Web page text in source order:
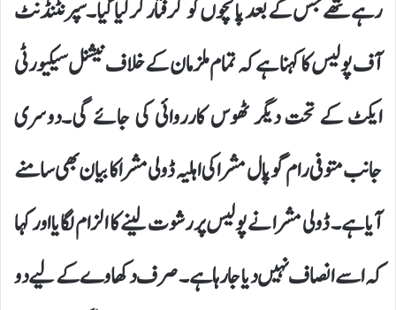
رہے تھے جس کے بعد پانچوں کو گرفتار کر لیا گیا۔سپرنٹنڈنٹ
آف پولیس کا کہنا ہے کہ تمام ملزمان کے خلاف نیشنل سیکیورٹی
ایکٹ کے تحت دیگر ٹھوس کارروائی کی جائے گی۔دوسری
جانب متوفی رام گوپال مشرا کی اہلیہ ڈولی مشرا کا بیان بھی سامنے
آیا ہے۔ ڈولی مشرا نے پولیس پر رشوت لینے کا الزام لگایا اور کہا
کہ اسے انصاف نہیں دیا جا رہا ہے۔ صرف دکھاوے کے لیے دو